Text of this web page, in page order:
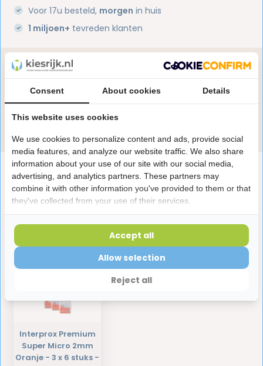
Voor 17u besteld, morgen in huis
1 miljoen+ tevreden klanten
Productomschrijving
Reviews
Heb je een vraag over dit product?
Onze specialisten helpen je graag! Spreek ons aan
Laatst bekeken producten
Interprox Premium
Super Micro 2mm
Oranje - 3 x 6 stuks -
Consent About cookies Details
This website uses cookies
We use cookies to personalize content and ads, provide social
media features, and analyze our website traffic. We also share
information about your use of our site with our social media,
advertising, and analytics partners. These partners may
combine it with other information you've provided to them or that
they've collected from your use of their services.
Reject all
Allow selection
Accept all